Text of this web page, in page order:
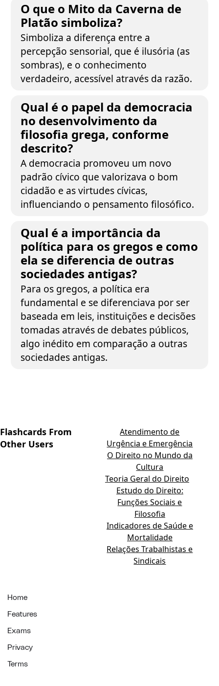
O que o Mito da Caverna de
Platão simboliza?
Simboliza a diferença entre a
percepção sensorial, que é ilusória (as
sombras), e o conhecimento
verdadeiro, acessível através da razão.
Qual é o papel da democracia
no desenvolvimento da
filosofia grega, conforme
descrito?
A democracia promoveu um novo
padrão cívico que valorizava o bom
cidadão e as virtudes cívicas,
influenciando o pensamento filosófico.
Qual é a importância da
política para os gregos e como
ela se diferencia de outras
sociedades antigas?
Para os gregos, a política era
fundamental e se diferenciava por ser
baseada em leis, instituições e decisões
tomadas através de debates públicos,
algo inédito em comparação a outras
sociedades antigas.
Flashcards From
Other Users
Atendimento de
Urgência e Emergência
O Direito no Mundo da
Cultura
Teoria Geral do Direito
Estudo do Direito:
Funções Sociais e
Filosofia
Indicadores de Saúde e
Mortalidade
Relações Trabalhistas e
Sindicais
Home
Features
Exams
Privacy
Terms